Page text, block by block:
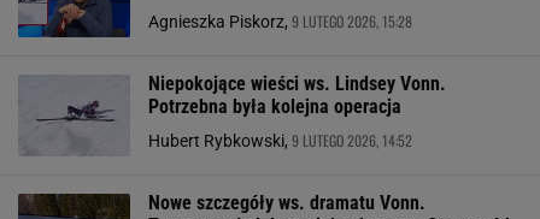
Agnieszka Piskorz, 9 LUTEGO 2026, 15:28
Niepokojące wieści ws. Lindsey Vonn.
Potrzebna była kolejna operacja
Hubert Rybkowski, 9 LUTEGO 2026, 14:52
Nowe szczegóły ws. dramatu Vonn.